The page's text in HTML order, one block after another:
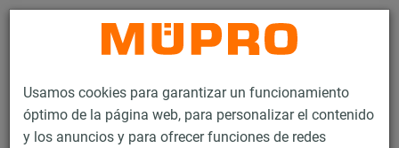
Usamos cookies para garantizar un funcionamiento
óptimo de la página web, para personalizar el contenido
y los anuncios y para ofrecer funciones de redes